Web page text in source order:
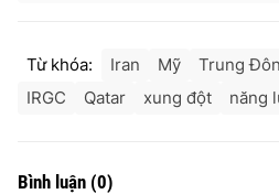
Từ khóa: Iran Mỹ Trung
IRGC
Qatar xung đột năng
Bình luận (0)